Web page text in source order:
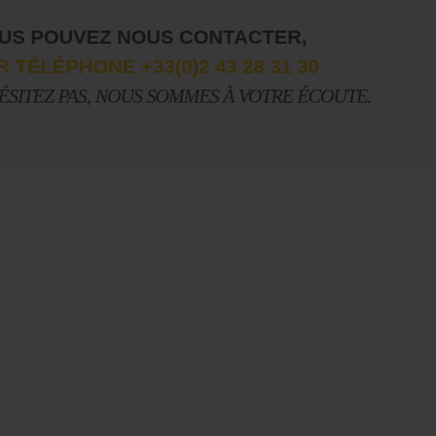
POUVEZ NOUS CONTACTER,
TÉLÉPHONE +33(0)2 43 28 31 30
PAS, NOUS SOMMES À VOTRE ÉCOUTE.